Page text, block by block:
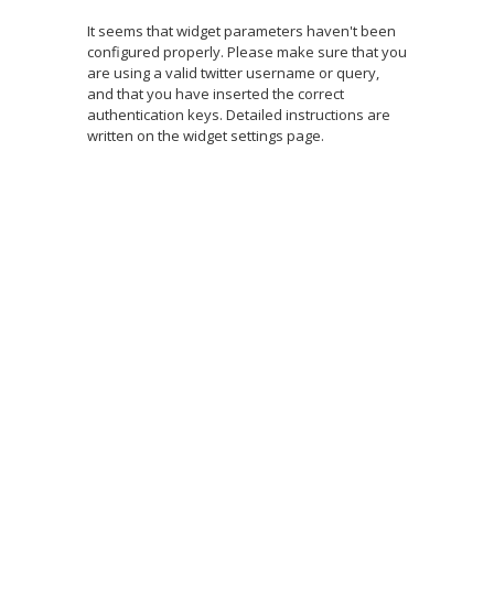
It seems that widget parameters haven't been
configured properly. Please make sure that you
are using a valid twitter username or query,
and that you have inserted the correct
authentication keys. Detailed instructions are
written on the widget settings page.